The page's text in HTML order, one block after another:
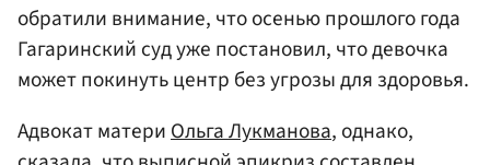
обратили внимание, что осенью прошлого года
Гагаринский суд уже постановил, что девочка
может покинуть центр без угрозы для здоровья.
Адвокат материОльга Лукманова, однако,